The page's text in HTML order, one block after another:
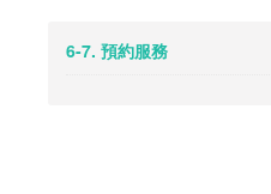
6-7. 預約服務